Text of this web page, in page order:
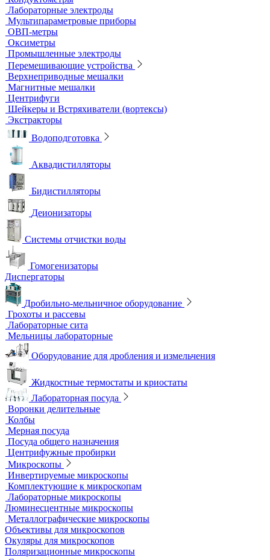
Термометры лабораторные
Титраторы
Ультразвуковые ванны и мойки
Устройства для сушки посуды
Холодильники лабораторные
Шкафы общелабораторные
Штативы лабораторные
Электрохимическое оборудование
pH-метры
Иономеры
Кислородомеры
Кондуктометры
Лабораторные электроды
Мультипараметровые приборы
ОВП-метры
Оксиметры
Промышленные электроды
Перемешивающие устройства
Верхнеприводные мешалки
Магнитные мешалки
Центрифуги
Шейкеры и Встряхиватели (вортексы)
Экстракторы
Водоподготовка
Бидистилляторы
Системы отчистки воды
Гомогенизаторы
Диспергаторы
Дробильно-мельничное оборудование
Грохоты и рассевы
Лабораторные сита
Мельницы лабораторные
Оборудование для дробления и измельчения
Жидкостные термостаты и криостаты
Лабораторная посуда
Воронки делительные
Колбы